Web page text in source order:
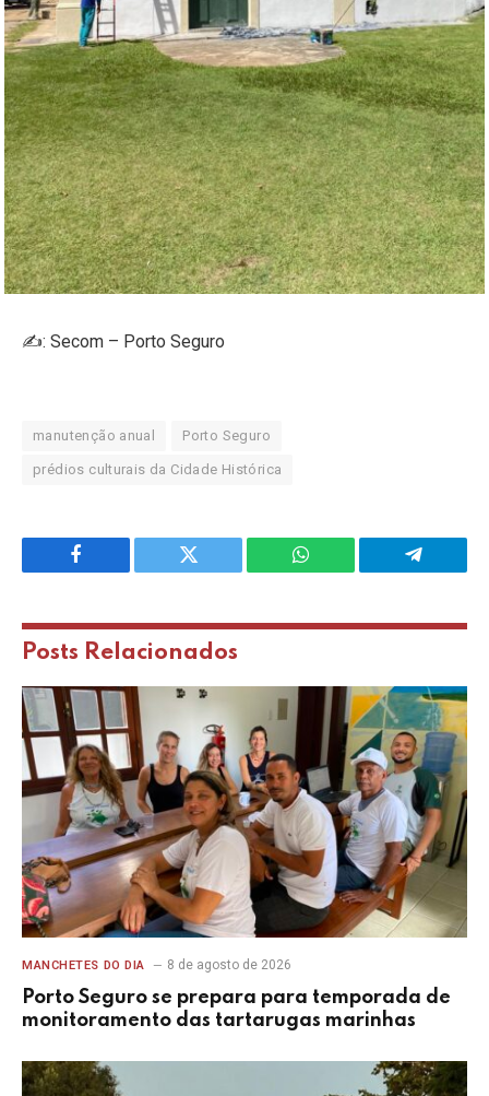
✍️: Secom – Porto Seguro
manutenção anual Porto Seguro
prédios culturais da Cidade Histórica
Facebook Twitter WhatsApp Telegram
Posts Relacionados
MANCHETES DO DIA 8 de agosto de 2026
Porto Seguro se prepara para temporada de
monitoramento das tartarugas marinhas